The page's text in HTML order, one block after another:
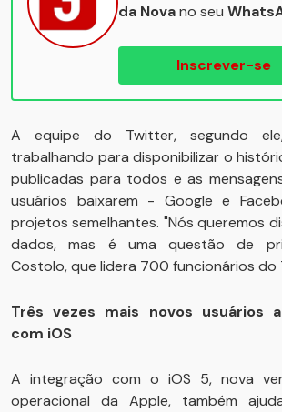
da Novano seu
Inscrever-se
A equipe do Twitter, segundo
trabalhando para disponibilizar o
publicadas para todos e as
usuários baixarem - Google e
projetos semelhantes. "Nós queremos
dados, mas é uma questão de
Costolo, que lidera 700 funcionários do
Três vezes mais novos usuários
com iOS
A integração com o iOS 5, nova
operacional da Apple, também